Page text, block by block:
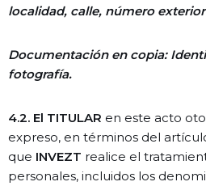
localidad, calle, número
Documentación en copia:
fotografía.
4.2. El TITULAR en este acto
expreso, en términos del
que INVEZT realice el
personales, incluidos los